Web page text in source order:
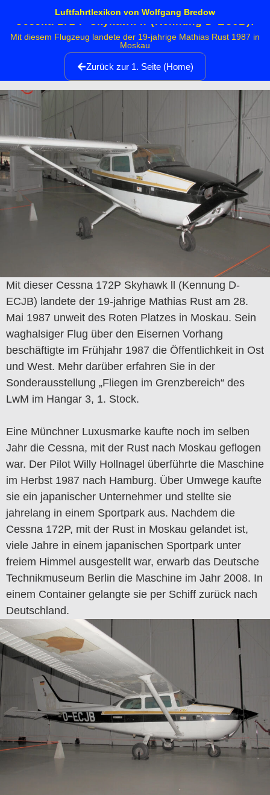
Luftfahrtlexikon von Wolfgang Bredow
Cessna 172 P Skyhawk ll (Kennung D-ECJB):
Mit diesem Flugzeug landete der 19-jahrige Mathias Rust 1987 in
Moskau
Zurück zur 1. Seite (Home)
Mit dieser Cessna 172P Skyhawk ll (Kennung D-
ECJB) landete der 19-jahrige Mathias Rust am 28.
Mai 1987 unweit des Roten Platzes in Moskau. Sein
waghalsiger Flug über den Eisernen Vorhang
beschäftigte im Frühjahr 1987 die Öffentlichkeit in Ost
und West. Mehr darüber erfahren Sie in der
Sonderausstellung „Fliegen im Grenzbereich“ des
LwM im Hangar 3, 1. Stock.
Eine Münchner Luxusmarke kaufte noch im selben
Jahr die Cessna, mit der Rust nach Moskau geflogen
war. Der Pilot Willy Hollnagel überführte die Maschine
im Herbst 1987 nach Hamburg. Über Umwege kaufte
sie ein japanischer Unternehmer und stellte sie
jahrelang in einem Sportpark aus. Nachdem die
Cessna 172P, mit der Rust in Moskau gelandet ist,
viele Jahre in einem japanischen Sportpark unter
freiem Himmel ausgestellt war, erwarb das Deutsche
Technikmuseum Berlin die Maschine im Jahr 2008. In
einem Container gelangte sie per Schiff zurück nach
Deutschland.